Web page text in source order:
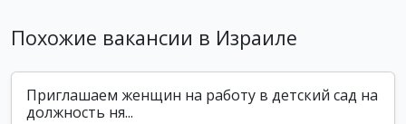
Похожие вакансии в Израиле
Приглашаем женщин на работу в детский сад на
должность ня...